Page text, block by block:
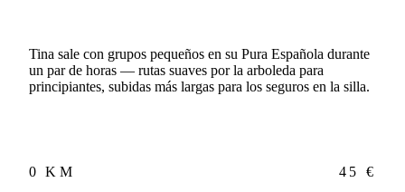
Tina sale con grupos pequeños en su Pura Española durante
un par de horas — rutas suaves por la arboleda para
principiantes, subidas más largas para los seguros en la silla.
0 KM 45 €